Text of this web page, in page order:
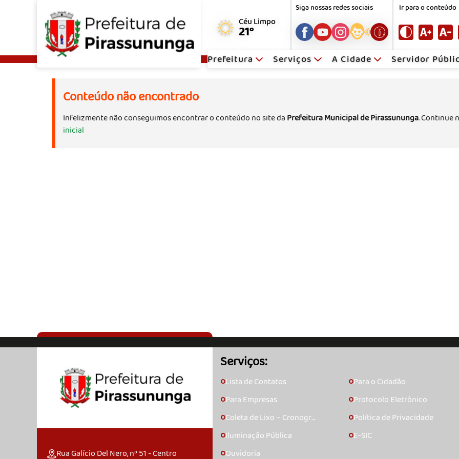
Céu Limpo
21°
Siga nossas redes sociais Ir para o conteúdo
Prefeitura Serviços A Cidade Servidor
Conteúdo não encontrado
Infelizmente não conseguimos encontrar o conteúdo no site da Prefeitura Municipal de Pirassununga. Continue
inicial
Rua Galício Del Nero, nº 51 - Centro
Serviços:
🞇Lista de Contatos 🞇Para o Cidadão
🞇Para Empresas 🞇Protocolo Eletrônico
🞇Coleta de Lixo – Cronogra
🞇Política de Privacidade
🞇Iluminação Pública 🞇E-SIC
🞇Ouvidoria